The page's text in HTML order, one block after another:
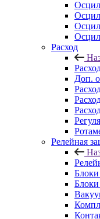
Расход
Доп.
Релейная
Блоки